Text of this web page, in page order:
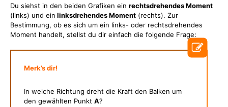
Du siehst in den beiden Grafiken ein rechtsdrehendes Moment
(links) und ein linksdrehendes Moment (rechts). Zur
Bestimmung, ob es sich um ein links- oder rechtsdrehendes
Moment handelt, stellst du dir einfach die folgende Frage:
Merk’s dir!
In welche Richtung dreht die Kraft den Balken um
den gewählten Punkt A?